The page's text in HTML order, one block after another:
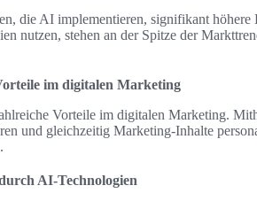
die AI implementieren, signifikant höhere
nutzen, stehen an der Spitze der
im digitalen Marketing
Vorteile im digitalen Marketing.
und gleichzeitig Marketing-Inhalte
AI-Technologien